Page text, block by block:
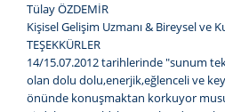
Tülay ÖZDEMİR
Kişisel Gelişim Uzmanı & Bireysel ve
TEŞEKKÜRLER
14/15.07.2012 tarihlerinde "sunum
olan dolu dolu,enerjik,eğlenceli ve
önünde konuşmaktan korkuyor